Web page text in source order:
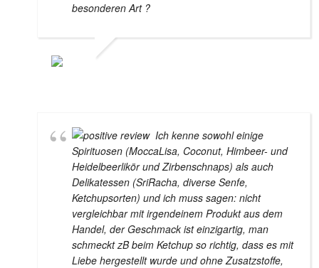
besonderen Art ?
Ich kenne sowohl einige
Spirituosen (MoccaLisa, Coconut, Himbeer- und
Heidelbeerlikör und Zirbenschnaps) als auch
Delikatessen (SriRacha, diverse Senfe,
Ketchupsorten) und ich muss sagen: nicht
vergleichbar mit irgendeinem Produkt aus dem
Handel, der Geschmack ist einzigartig, man
schmeckt zB beim Ketchup so richtig, dass es mit
Liebe hergestellt wurde und ohne Zusatzstoffe,